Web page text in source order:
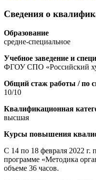
Сведения о
Образование
средне-специальное
Учебное заведение и
ФГОУ СПО «Российский
Общий стаж работы / по
10/10
Квалификационная
высшая
Курсы повышения
С 14 по 18 февраля 2022
программе «Методика
объеме 36 часов.